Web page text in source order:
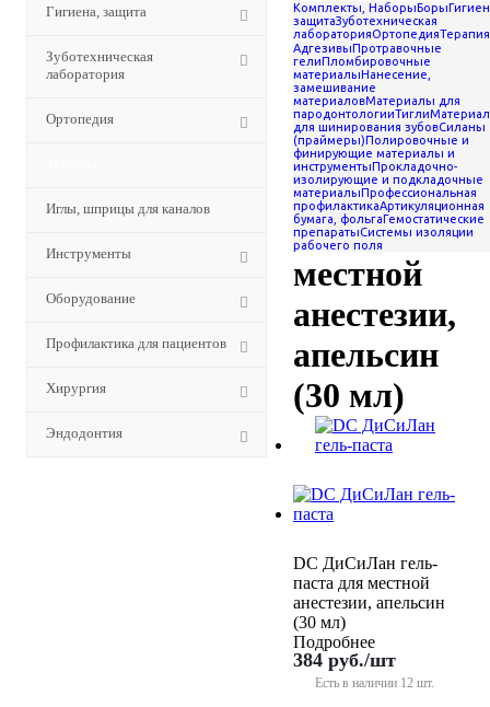
Гигиена, защита
Зуботехническая
лаборатория
Ортопедия
Иглы, шприцы для каналов
Инструменты
Оборудование
Профилактика для пациентов
Хирургия
Эндодонтия
Комплекты, НаборыБоры
защитаЗуботехническая
лабораторияОртопедияТерапия
для
каналовИнструменты
для пациентовХирургия
Аппликационная анестезия
АдгезивыПротравочные
гелиПломбировочные
материалыНанесение,
замешивание
материаловМатериалы для
пародонтологииТигли
для шинирования зубовСиланы
(праймеры)Полировочные и
финирующие материалы и
инструментыПрокладочно-
изолирующие и подкладочные
материалыПрофессиональная
профилактикаАртикуляционная
бумага, фольгаГемостатические
препаратыСистемы изоляции
рабочего поля
-
DC ДиСиЛан гель-паста
для местной анестезии,
апельсин (30 мл)
DC
ДиСиЛан
гель-паста
для
местной
анестезии,
апельсин
(30 мл)
DC ДиСиЛан гель-
паста для местной
анестезии, апельсин
(30 мл)
Подробнее
384 руб./шт
Есть в наличии 12 шт.